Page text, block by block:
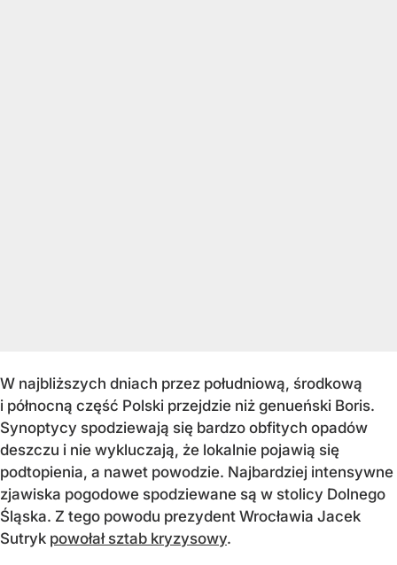
W najbliższych dniach przez południową, środkową
i północną część Polski przejdzie niż genueński Boris.
Synoptycy spodziewają się bardzo obfitych opadów
deszczu i nie wykluczają, że lokalnie pojawią się
podtopienia, a nawet powodzie. Najbardziej intensywne
zjawiska pogodowe spodziewane są w stolicy Dolnego
Śląska. Z tego powodu prezydent Wrocławia Jacek
Sutryk powołał sztab kryzysowy.